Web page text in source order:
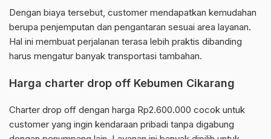
Dengan biaya tersebut, customer mendapatkan kemudahan
berupa penjemputan dan pengantaran sesuai area layanan.
Hal ini membuat perjalanan terasa lebih praktis dibanding
harus mengatur banyak transportasi tambahan.
Harga charter drop off Kebumen Cikarang
Charter drop off dengan harga Rp2.600.000 cocok untuk
customer yang ingin kendaraan pribadi tanpa digabung